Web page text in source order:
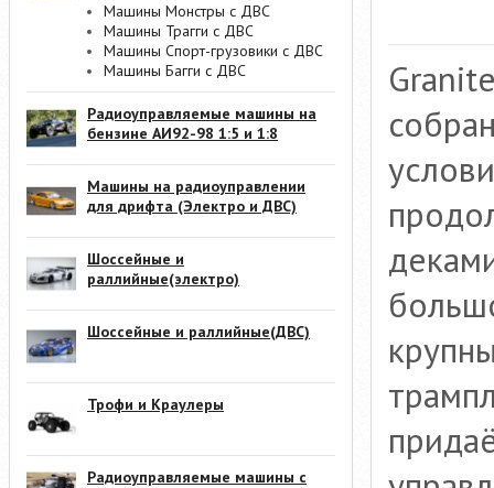
Машины Монстры с ДВС
Машины Трагги с ДВС
Машины Спорт-грузовики с ДВС
Машины Багги с ДВС
Радиоуправляемые машины на
бензине АИ92-98 1:5 и 1:8
Машины на радиоуправлении
для дрифта (Электро и ДВС)
Шоссейные и
раллийные(электро)
Шоссейные и раллийные(ДВС)
Трофи и Краулеры
Радиоуправляемые машины с